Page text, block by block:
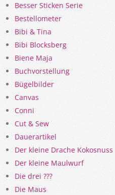
Besser Sticken Serie
Bestellometer
Bibi & Tina
Bibi Blocksberg
Biene Maja
Buchvorstellung
Bügelbilder
Canvas
Conni
Cut & Sew
Dauerartikel
Der kleine Drache Kokosnuss
Der kleine Maulwurf
Die drei ???
Die Maus